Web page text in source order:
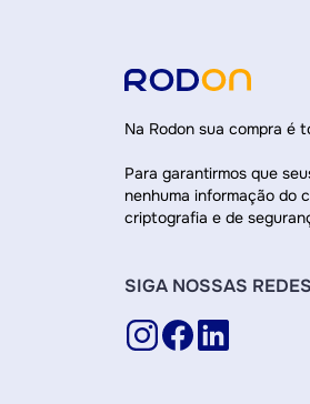
Na Rodon sua compra é
Para garantirmos que
nenhuma informação do
criptografia e de
SIGA NOSSAS